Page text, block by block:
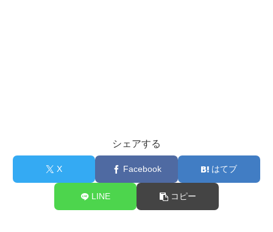
シェアする
X Facebook はてブ
LINE コピー